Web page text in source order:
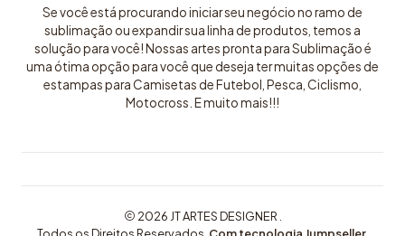
Se você está procurando iniciar seu negócio no ramo de
sublimação ou expandir sua linha de produtos, temos a
solução para você! Nossas artes pronta para Sublimação é
uma ótima opção para você que deseja ter muitas opções de
estampas para Camisetas de Futebol, Pesca, Ciclismo,
Motocross. E muito mais!!!
2026 JT ARTES DESIGNER .